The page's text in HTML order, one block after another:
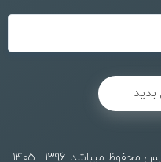
بدید
میباشد. 1396 - ۱۴۰۵